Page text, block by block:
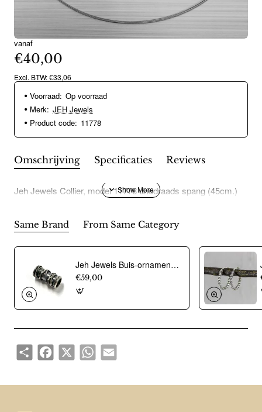
vanaf
€40,00
Excl. BTW: €33,06
Voorraad: Op voorraad
Merk: JEH Jewels
Product code: 11778
Omschrijving Specificaties Reviews
Jeh Jewels Collier, model 11778 driedraads spang (45cm.)
Same Brand From Same Category
Jeh Jewels Buis-ornament voor collier, zilver model 18939 (26mm.breed) - 12488
€59,00
ShareFacebook
X WhatsAppEmail